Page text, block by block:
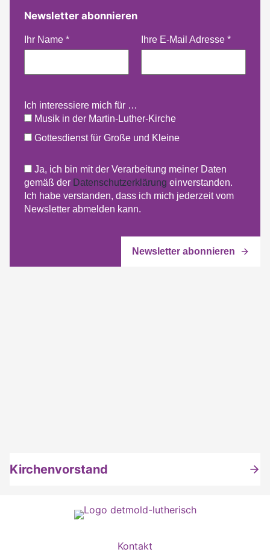
Newsletter abonnieren
Ihr Name * Ihre E-Mail Adresse *
Ich interessiere mich für …
Musik in der Martin-Luther-Kirche
Gottesdienst für Große und Kleine
Ja, ich bin mit der Verarbeitung meiner Daten
gemäß der Datenschutzerklärung einverstanden.
Ich habe verstanden, dass ich mich jederzeit vom
Newsletter abmelden kann.
Kirchenvorstand
Kontakt